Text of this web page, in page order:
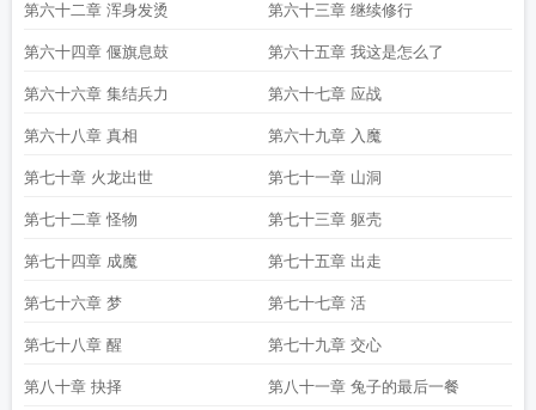
第六十二章 浑身发烫 第六十三章 继续修行
第六十四章 偃旗息鼓 第六十五章 我这是怎么了
第六十六章 集结兵力 第六十七章 应战
第六十八章 真相 第六十九章 入魔
第七十章 火龙出世 第七十一章 山洞
第七十二章 怪物 第七十三章 躯壳
第七十四章 成魔 第七十五章 出走
第七十六章 梦 第七十七章 活
第七十八章 醒 第七十九章 交心
第八十章 抉择 第八十一章 兔子的最后一餐